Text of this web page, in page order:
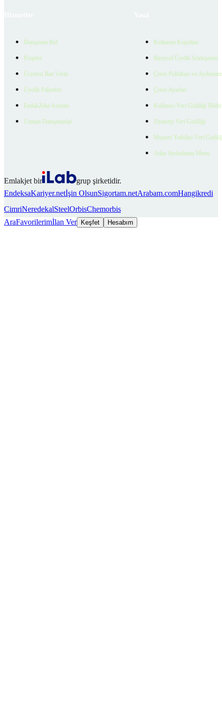
Danışman Bul
Projeler
Ücretsiz İlan Verin
Üyelik Paketleri
EmlakZeka Asistan
Uzman Danışmanlar
Kullanım Koşulları
Bireysel Üyelik Sözleşmesi
Çerez Politikası ve
Çerez Ayarları
Kullanıcı Veri Gizliliği
Ziyaretçi Veri Gizliliği
Müşteri Yetkilisi Veri
Aday Aydınlatma Metni
Emlakjet bir
grup şirketidir.
EndeksaKariyer.netİşin OlsunSigortam.netArabam.comHangikredi
CimriNeredekalSteelOrbisChemorbis
AraFavorilerimİlan Ver Keşfet Hesabım